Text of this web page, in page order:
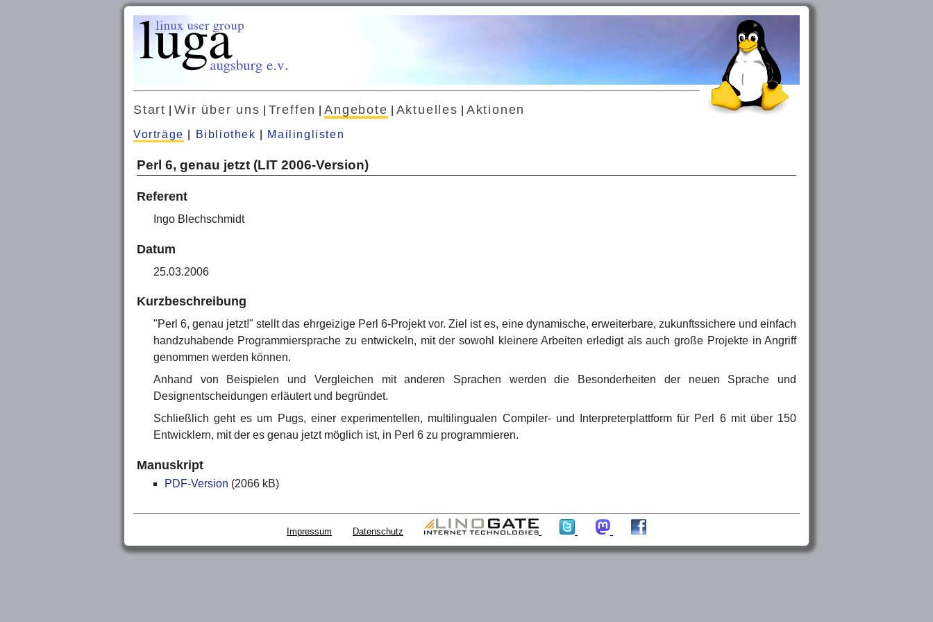
Start Wir über uns Treffen |Angebote Aktuelles Aktionen
Vorträge Bibliothek Mailinglisten
Perl 6, genau jetzt (LIT 2006-Version)
Referent
Ingo Blechschmidt
Datum
25.03.2006
Kurzbeschreibung
"Perl 6, genau jetzt!" stellt das ehrgeizige Perl 6-Projekt vor. Ziel ist es, eine dynamische, erweiterbare, zukunftssichere und einfach
handzuhabende Programmiersprache zu entwickeln, mit der sowohl kleinere Arbeiten erledigt als auch große Projekte in Angriff
genommen werden können.
Anhand von Beispielen und Vergleichen mit anderen Sprachen werden die Besonderheiten der neuen Sprache und
Designentscheidungen erläutert und begründet.
Schließlich geht es um Pugs, einer experimentellen, multilingualen Compiler- und Interpreterplattform für Perl 6 mit über 150
Entwicklern, mit der es genau jetzt möglich ist, in Perl 6 zu programmieren.
Manuskript
PDF-Version (2066 kB)
Impressum Datenschutz